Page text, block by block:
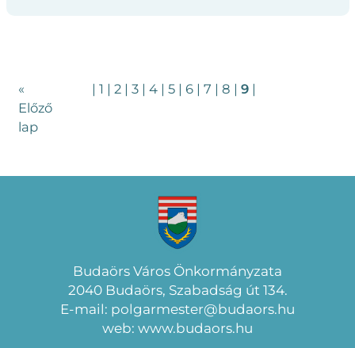
«
Előző
lap
| 1 | 2 | 3 | 4 | 5 | 6 | 7 | 8 | 9 |
Budaörs Város Önkormányzata
2040 Budaörs, Szabadság út 134.
E-mail: polgarmester@budaors.hu
web: www.budaors.hu